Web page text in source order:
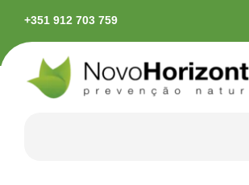
+351 912 703 759
em território continental